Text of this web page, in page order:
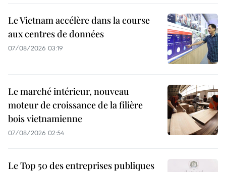
Le Vietnam accélère dans la course
aux centres de données
07/08/2026 03:19
Le marché intérieur, nouveau
moteur de croissance de la filière
bois vietnamienne
07/08/2026 02:54
Le Top 50 des entreprises publiques